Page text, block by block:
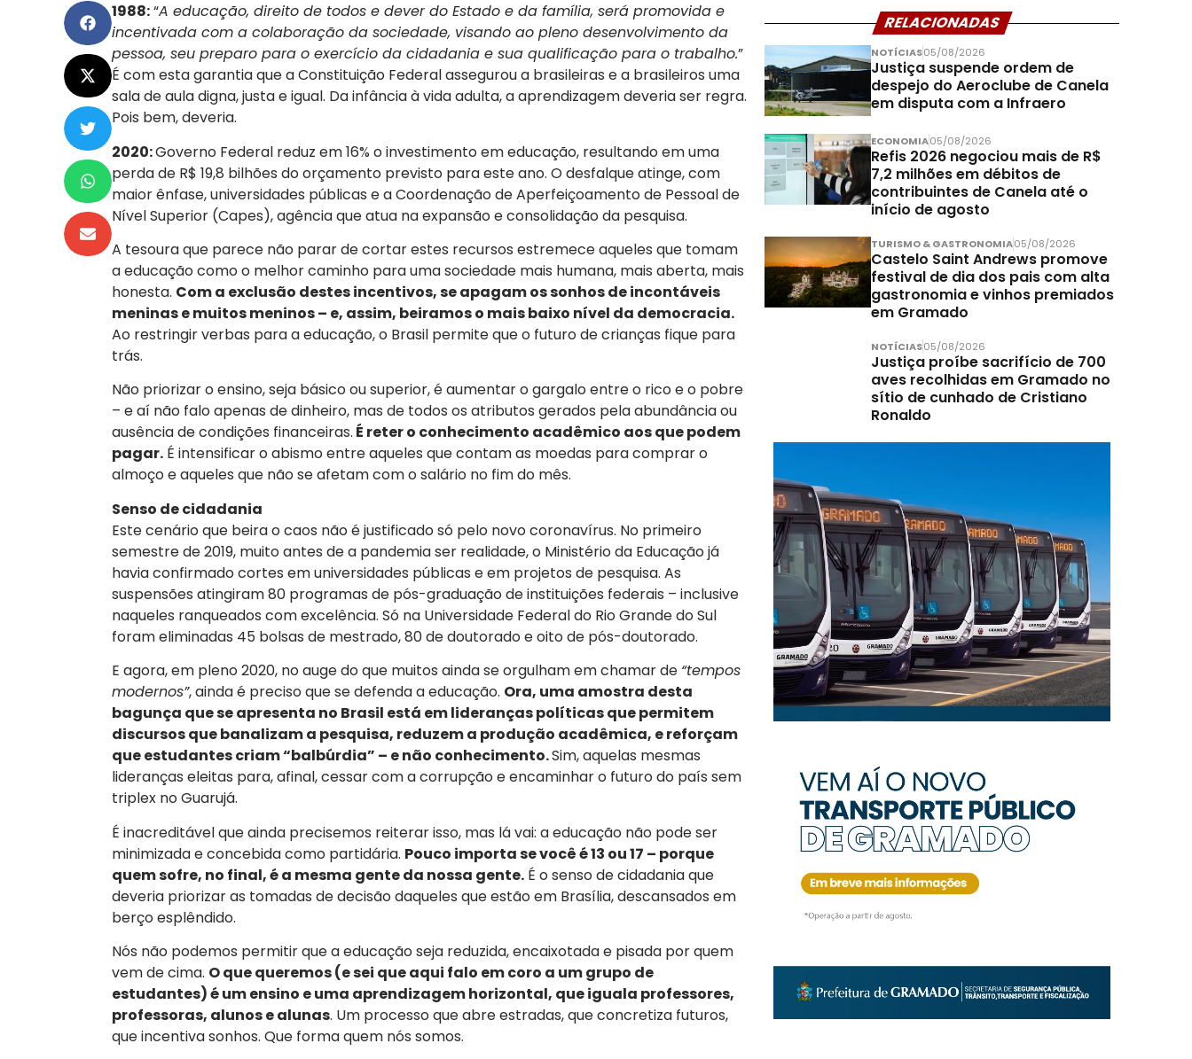
1988:“A educação, direito de todos e dever do Estado e da família, será promovida e
incentivada com a colaboração da sociedade, visando ao pleno desenvolvimento da
pessoa, seu preparo para o exercício da cidadania e sua qualificação para o trabalho.”
É com esta garantia que a Constituição Federal assegurou a brasileiras e a brasileiros uma
sala de aula digna, justa e igual. Da infância à vida adulta, a aprendizagem deveria ser regra.
Pois bem, deveria.
2020:Governo Federal reduz em 16% o investimento em educação, resultando em uma
perda de R$ 19,8 bilhões do orçamento previsto para este ano. O desfalque atinge, com
maior ênfase, universidades públicas e a Coordenação de Aperfeiçoamento de Pessoal de
Nível Superior (Capes), agência que atua na expansão e consolidação da pesquisa.
A tesoura que parece não parar de cortar estes recursos estremece aqueles que tomam
a educação como o melhor caminho para uma sociedade mais humana, mais aberta, mais
honesta. Com a exclusão destes incentivos, se apagam os sonhos de incontáveis
meninas e muitos meninos – e, assim, beiramos o mais baixo nível da democracia.
Ao restringir verbas para a educação, o Brasil permite que o futuro de crianças fique para
trás.
Não priorizar o ensino, seja básico ou superior, é aumentar o gargalo entre o rico e o pobre
– e aí não falo apenas de dinheiro, mas de todos os atributos gerados pela abundância ou
ausência de condições financeiras. É reter o conhecimento acadêmico aos que podem
pagar.É intensificar o abismo entre aqueles que contam as moedas para comprar o
almoço e aqueles que não se afetam com o salário no fim do mês.
Senso de cidadania
Este cenário que beira o caos não é justificado só pelo novo coronavírus. No primeiro
semestre de 2019, muito antes de a pandemia ser realidade, o Ministério da Educação já
havia confirmado cortes em universidades públicas e em projetos de pesquisa. As
suspensões atingiram 80 programas de pós-graduação de instituições federais – inclusive
naqueles ranqueados com excelência. Só na Universidade Federal do Rio Grande do Sul
foram eliminadas 45 bolsas de mestrado, 80 de doutorado e oito de pós-doutorado.
E agora, em pleno 2020, no auge do que muitos ainda se orgulham em chamar de “tempos
modernos”, ainda é preciso que se defenda a educação. Ora, uma amostra desta
bagunça que se apresenta no Brasil está em lideranças políticas que permitem
discursos que banalizam a pesquisa, reduzem a produção acadêmica, e reforçam
que estudantes criam “balbúrdia” – e não conhecimento.Sim, aquelas mesmas
lideranças eleitas para, afinal, cessar com a corrupção e encaminhar o futuro do país sem
triplex no Guarujá.
É inacreditável que ainda precisemos reiterar isso, mas lá vai: a educação não pode ser
minimizada e concebida como partidária. Pouco importa se você é 13 ou 17 – porque
quem sofre, no final, é a mesma gente da nossa gente.É o senso de cidadania que
deveria priorizar as tomadas de decisão daqueles que estão em Brasília, descansados em
berço esplêndido.
Nós não podemos permitir que a educação seja reduzida, encaixotada e pisada por quem
vem de cima. O que queremos (e sei que aqui falo em coro a um grupo de
estudantes) é um ensino e uma aprendizagem horizontal, que iguala professores,
professoras, alunos e alunas. Um processo que abre estradas, que concretiza futuros,
que incentiva sonhos. Que forma quem nós somos.
RELACIONADAS
NOTÍCIAS05/08/2026
Justiça suspende ordem de
despejo do Aeroclube de Canela
em disputa com a Infraero
ECONOMIA05/08/2026
Refis 2026 negociou mais de R$
7,2 milhões em débitos de
contribuintes de Canela até o
início de agosto
TURISMO & GASTRONOMIA05/08/2026
Castelo Saint Andrews promove
festival de dia dos pais com alta
gastronomia e vinhos premiados
em Gramado
NOTÍCIAS05/08/2026
Justiça proíbe sacrifício de 700
aves recolhidas em Gramado no
sítio de cunhado de Cristiano
Ronaldo